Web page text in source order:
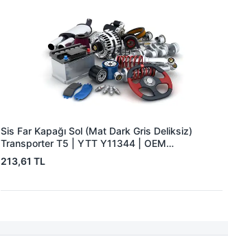
Sis Far Kapağı Sol (Mat Dark Gris Deliksiz)
Transporter T5 | YTT Y11344 | OEM
7H0807489C7G9
213,61 TL